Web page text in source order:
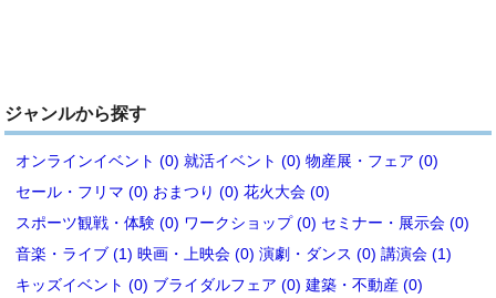
ジャンルから探す
オンラインイベント (0) 就活イベント (0) 物産展・フェア (0)
セール・フリマ (0) おまつり (0) 花火大会 (0)
スポーツ観戦・体験 (0) ワークショップ (0) セミナー・展示会 (0)
音楽・ライブ (1) 映画・上映会 (0) 演劇・ダンス (0) 講演会 (1)
キッズイベント (0) ブライダルフェア (0) 建築・不動産 (0)